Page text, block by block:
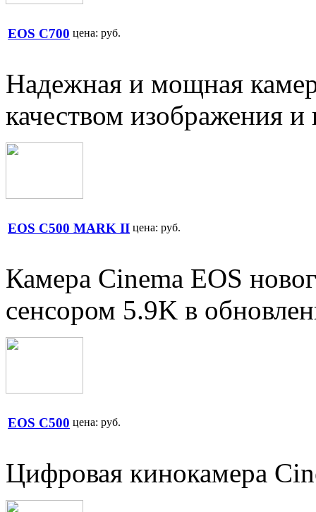
EOS C700 цена: руб.
Надежная и мощная
качеством изображения
EOS C500 MARK II цена: руб.
Камера Cinema EOS
сенсором 5.9K в
EOS C500 цена: руб.
Цифровая кинокамера